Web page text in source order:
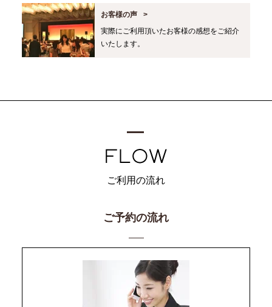
お客様の声
実際にご利用頂いたお客様の感想をご紹介
いたします。
ご利用の流れ
ご予約の流れ